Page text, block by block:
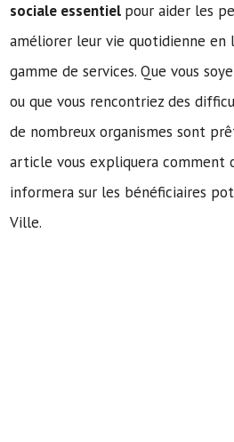
sociale essentiel pour aider les
améliorer leur vie quotidienne en
gamme de services. Que vous
ou que vous rencontriez des
de nombreux organismes sont
article vous expliquera comment
informera sur les bénéficiaires
Ville.